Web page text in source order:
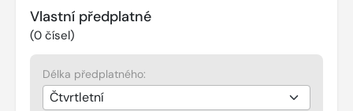
Vlastní předplatné
(0 čísel)
Délka předplatného: